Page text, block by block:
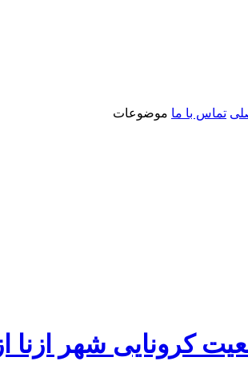
تماس با ما موضوعات
کرونایی شهر ازنا